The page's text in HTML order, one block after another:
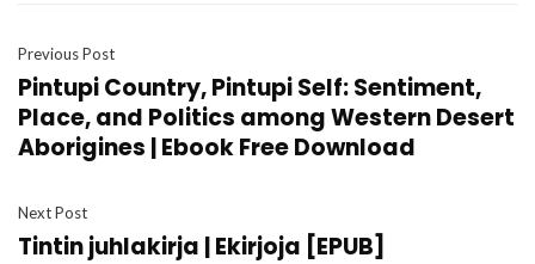
Previous Post
Pintupi Country, Pintupi Self: Sentiment,
Place, and Politics among Western Desert
Aborigines | Ebook Free Download
Next Post
Tintin juhlakirja | Ekirjoja [EPUB]